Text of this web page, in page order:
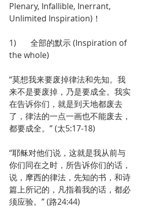
Plenary, Infallible, Inerrant,
Unlimited Inspiration)！
1)       全部的默示 (Inspiration of
the whole)
“莫想我来要废掉律法和先知。我
来不是要废掉，乃是要成全。我实
在告诉你们，就是到天地都废去
了，律法的一点一画也不能废去，
都要成全。” (太5:17-18)
“耶稣对他们说，这就是我从前与
你们同在之时，所告诉你们的话，
说，摩西的律法，先知的书，和诗
篇上所记的，凡指着我的话，都必
须应验。” (路24:44)